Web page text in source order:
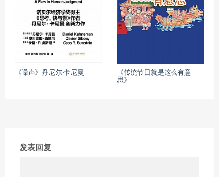
《噪声》丹尼尔·卡尼曼
《传统节日就是这么有意
思》
发表回复